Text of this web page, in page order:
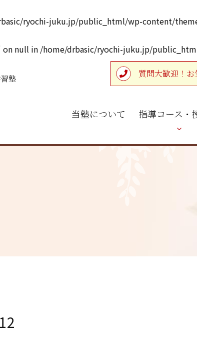
ryochi-juku.jp/public_html/wp-content/
on null in /home/drbasic/ryochi-juku.jp/
塾 質問大歓迎！
当塾について 指導コース・